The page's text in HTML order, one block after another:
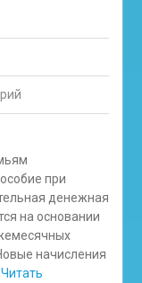
при
денежная
на основании
начисления
Читать